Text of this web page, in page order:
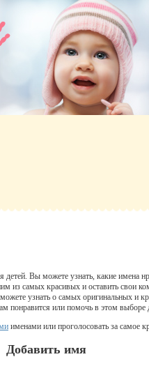
Вы можете узнать, какие имена
из самых красивых и оставить свои
узнать о самых оригинальных и
понравится или помочь в этом выборе
именами или проголосовать за самое
Добавить имя